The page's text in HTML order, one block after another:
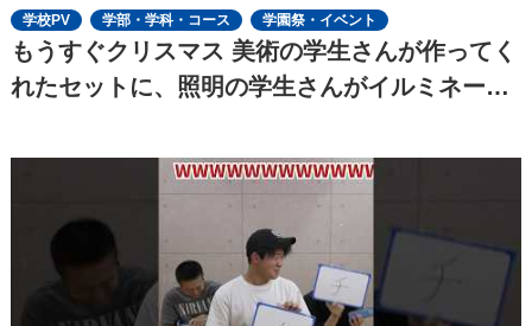
学校PV
学部・学科・コース 学園祭・イベント
もうすぐクリスマス 美術の学生さんが作ってく
れたセットに、照明の学生さんがイルミネーシ
っても可愛いです